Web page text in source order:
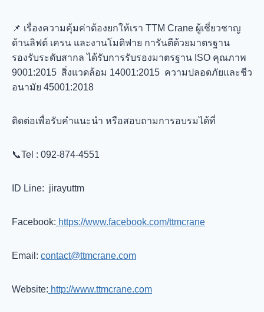
📌 เรื่องความคุ้มค่าต้องยกให้เรา TTM Crane ผู้เชี่ยวชาญ
ด้านลิฟต์ เครน และงานโมดิฟาย การันตีด้วยมาตรฐาน
รองรับระดับสากล ได้รับการรับรองมาตรฐาน ISO คุณภาพ
9001:2015 สิ่งแวดล้อม 14001:2015 ความปลอดภัยและชีว
อนามัย 45001:2018
ติดต่อเพื่อรับคำแนะนำ หรือสอบถามการอบรมได้ที่
📞Tel : 092-874-4551
ID Line​: jirayuttm
Facebook: https://www.facebook.com/ttmcrane
Email: contact@ttmcrane.com
Website: http://www.ttmcrane.com